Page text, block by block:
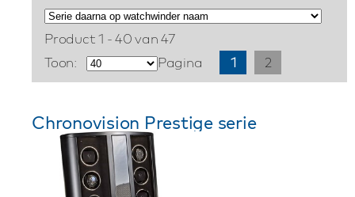
Product 1 - 40 van 47
Toon:
Pagina 1 2
Chronovision Prestige serie